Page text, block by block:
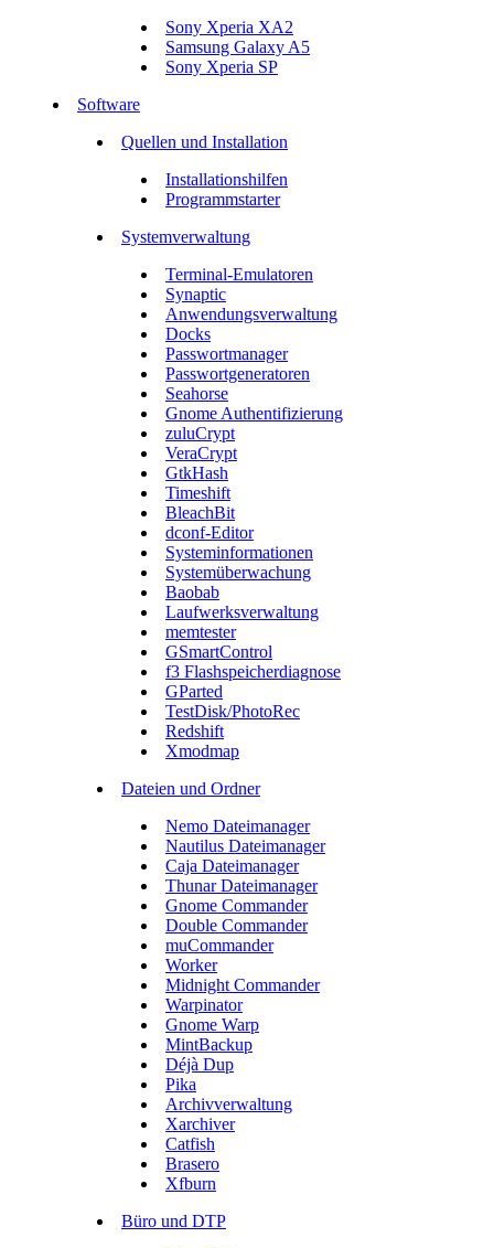
Sony Xperia XA2
Samsung Galaxy A5
Sony Xperia SP
Software
Quellen und Installation
Installationshilfen
Programmstarter
Systemverwaltung
Terminal-Emulatoren
Synaptic
Anwendungsverwaltung
Docks
Passwortmanager
Passwortgeneratoren
Seahorse
Gnome Authentifizierung
zuluCrypt
VeraCrypt
GtkHash
Timeshift
BleachBit
dconf-Editor
Systeminformationen
Systemüberwachung
Baobab
Laufwerksverwaltung
memtester
GSmartControl
f3 Flashspeicherdiagnose
GParted
TestDisk/PhotoRec
Redshift
Xmodmap
Dateien und Ordner
Nemo Dateimanager
Nautilus Dateimanager
Caja Dateimanager
Thunar Dateimanager
Gnome Commander
Double Commander
muCommander
Worker
Midnight Commander
Warpinator
Gnome Warp
MintBackup
Déjà Dup
Pika
Archivverwaltung
Xarchiver
Catfish
Brasero
Xfburn
Büro und DTP